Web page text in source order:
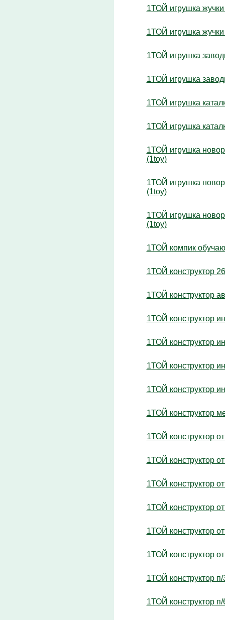
1ТОЙ игрушка
1ТОЙ игрушка
1ТОЙ игрушка
1ТОЙ игрушка
1ТОЙ игрушка
1ТОЙ игрушка
1ТОЙ игрушка
(1toy)
1ТОЙ игрушка
(1toy)
1ТОЙ игрушка
(1toy)
1ТОЙ компик
1ТОЙ конструктор
1ТОЙ конструктор
1ТОЙ конструктор
1ТОЙ конструктор
1ТОЙ конструктор
1ТОЙ конструктор
1ТОЙ конструктор
1ТОЙ конструктор
1ТОЙ конструктор
1ТОЙ конструктор
1ТОЙ конструктор
1ТОЙ конструктор
1ТОЙ конструктор
1ТОЙ конструктор
1ТОЙ конструктор п/